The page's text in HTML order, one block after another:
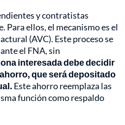
y contratistas
Para ellos, el mecanismo es el
(AVC). Este proceso se
el FNA, sin
interesada debe decidir
que será depositado
Este ahorro reemplaza las
función como respaldo